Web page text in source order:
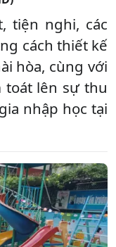
tiện nghi, các
cách thiết kế
hòa, cùng với
toát lên sự thu
nhập học tại